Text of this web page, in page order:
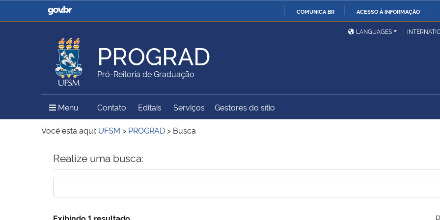
COMUNICA BR ACESSO À INFORMAÇÃO
Casa Civil
Ministério da Justiça e
Ministério da Defesa
Ministério das Relações
Exteriores
Ministério da Agricultura,
Pecuária e Abastecimento
Ministério da Educação
Ministério do Meio Ambiente Ministério do Turismo
Ministério do
LANGUAGES
PROGRAD
Pró-Reitoria de Graduação
Menu Menu Principal do Sítio
Contato Editais Serviços Gestores do sítio
Você está aqui: UFSM > PROGRAD > Busca
Início do conteúdo
Realize uma busca:
Exibindo 1 resultado